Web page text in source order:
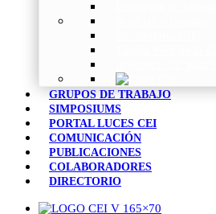
GRUPOS DE TRABAJO
SIMPOSIUMS
PORTAL LUCES CEI
COMUNICACIÓN
PUBLICACIONES
COLABORADORES
DIRECTORIO